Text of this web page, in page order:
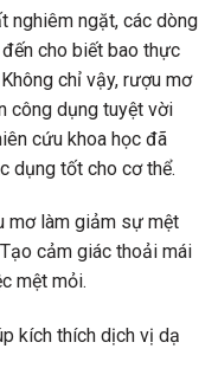
nghiêm ngặt, các dòng
cho biết bao thực
chỉ vậy, rượu mơ
công dụng tuyệt vời
cứu khoa học đã
dụng tốt cho cơ thể.
mơ làm giảm sự mệt
cảm giác thoải mái
mệt mỏi.
kích thích dịch vị dạ